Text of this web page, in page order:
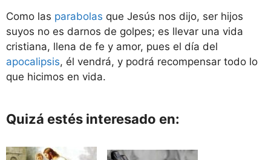
Como las parabolas que Jesús nos dijo, ser hijos
suyos no es darnos de golpes; es llevar una vida
cristiana, llena de fe y amor, pues el día del
apocalipsis, él vendrá, y podrá recompensar todo lo
que hicimos en vida.
Quizá estés interesado en: